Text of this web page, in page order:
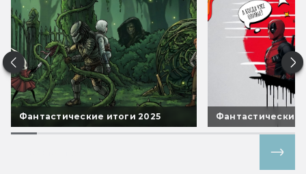
Фантастические итоги 2025 Фантастические